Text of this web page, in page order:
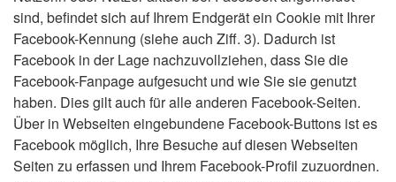
sind, befindet sich auf Ihrem Endgerät ein Cookie mit Ihrer
Facebook-Kennung (siehe auch Ziff. 3). Dadurch ist
Facebook in der Lage nachzuvollziehen, dass Sie die
Facebook-Fanpage aufgesucht und wie Sie sie genutzt
haben. Dies gilt auch für alle anderen Facebook-Seiten.
Über in Webseiten eingebundene Facebook-Buttons ist es
Facebook möglich, Ihre Besuche auf diesen Webseiten
Seiten zu erfassen und Ihrem Facebook-Profil zuzuordnen.